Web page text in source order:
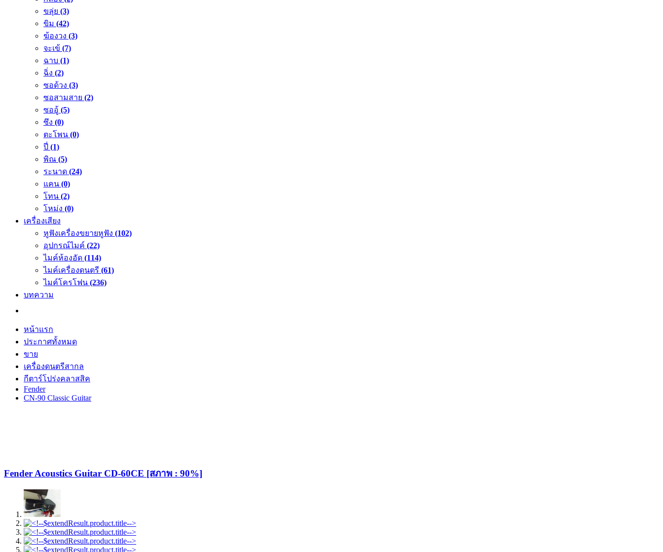
ขลุ่ย (3)
ขิม (42)
ฆ้องวง (3)
จะเข้ (7)
ฉาบ (1)
ฉิ่ง (2)
ซอด้วง (3)
ซอสามสาย (2)
ซออู้ (5)
ซึง (0)
ตะโพน (0)
ปี่ (1)
พิณ (5)
ระนาด (24)
แคน (0)
โทน (2)
โหม่ง (0)
เครื่องเสียง
หูฟังเครื่องขยายหูฟัง (102)
อุปกรณ์ไมค์ (22)
ไมค์ห้องอัด (114)
ไมค์เครื่องดนตรี (61)
ไมค์โครโฟน (236)
บทความ
หน้าแรก
ประกาศทั้งหมด
ขาย
เครื่องดนตรีสากล
กีตาร์โปร่งคลาสสิค
Fender
CN-90 Classic Guitar
Fender Acoustics Guitar CD-60CE [สภาพ : 90%]